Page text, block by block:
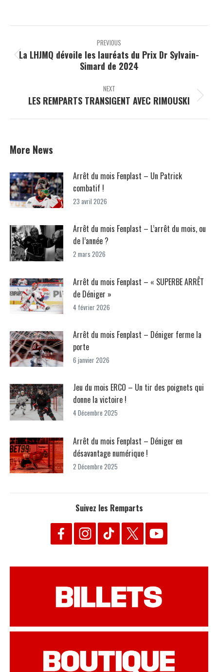
FacebookX
PinterestLinkedIn
Post
navigation PREVIOUS
Previous
post:
La LHJMQ dévoile les lauréats du Prix Dr Sylvain-
Simard de 2024
NEXT
Next
LES REMPARTS TRANSIGENT AVEC RIMOUSKI
More News
Arrêt du mois Fenplast – Un Patrick
combatif !
23 avril 2026
Arrêt du mois Fenplast – L’arrêt du mois, ou
de l’année ?
2 mars 2026
Arrêt du mois Fenplast – « SUPERBE ARRÊT
de Déniger »
4 février 2026
Arrêt du mois Fenplast – Déniger ferme la
porte
6 janvier 2026
Jeu du mois ERCO – Un tir des poignets qui
donne la victoire !
4 Décembre 2025
Arrêt du mois Fenplast – Déniger en
désavantage numérique !
2 Décembre 2025
Suivez les Remparts